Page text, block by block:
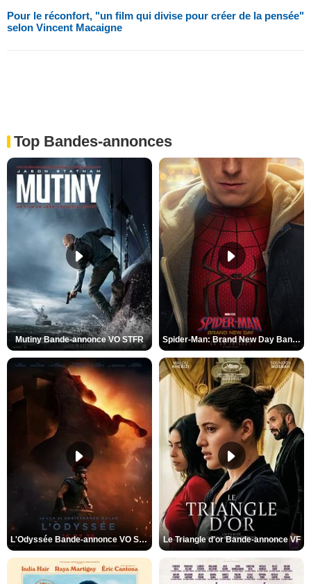
Pour le réconfort, "un film qui divise pour créer de la pensée"
selon Vincent Macaigne
Top Bandes-annonces
Mutiny Bande-annonce VO STFR Spider-Man: Brand New Day Bande-annonce VO STFR
L'Odyssée Bande-annonce VO STFR Le Triangle d'or Bande-annonce VF